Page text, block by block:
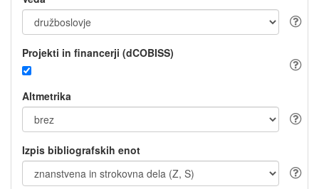
Projekti in financerji (dCOBISS)
Altmetrika
Izpis bibliografskih enot